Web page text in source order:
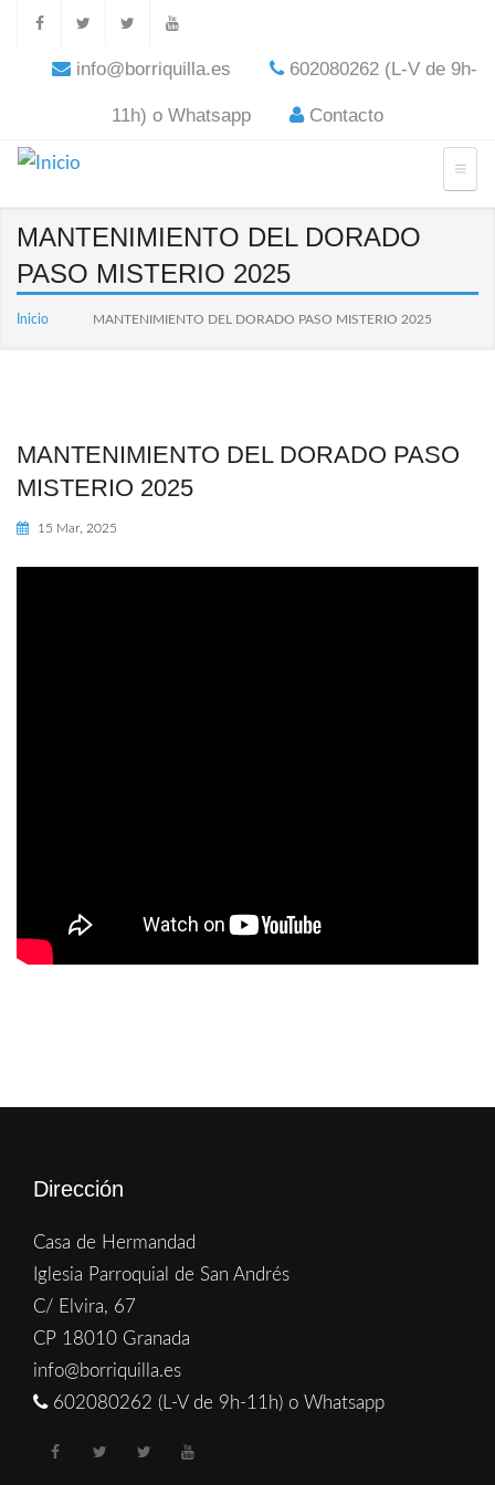
info@borriquilla.es 602080262 (L-V de 9h-
11h) o Whatsapp Contacto
MANTENIMIENTO DEL DORADO
PASO MISTERIO 2025
Inicio MANTENIMIENTO DEL DORADO PASO MISTERIO 2025
MANTENIMIENTO DEL DORADO PASO
MISTERIO 2025
15 Mar, 2025
Dirección
Casa de Hermandad
Iglesia Parroquial de San Andrés
C/ Elvira, 67
CP 18010 Granada
info@borriquilla.es
602080262 (L-V de 9h-11h) o Whatsapp